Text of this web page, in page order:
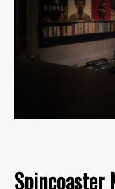
Spincoaster